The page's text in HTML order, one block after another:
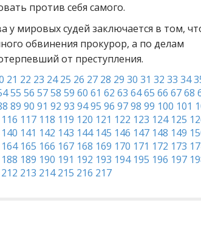
против себя самого.
у мировых судей заключается в том,
обвинения прокурор, а по делам
от преступления.
21 22 23 24 25 26 27 28 29 30 31 32 33 34
55 56 5758 59 60 61 62 63 6465 66 6768
89 90 91 92 93 9495 96 9798 99 100 101
116 117 118 119 120 121 122 123 124 125
140 141 142 143 144 145 146 147 148 149
164 165 166 167 168 169 170 171 172 173
188 189 190 191 192 193 194 195 196 197
212 213 214 215 216 217